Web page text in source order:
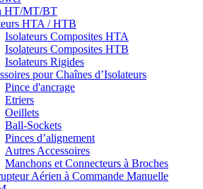
HT/MT/BT
HTA / HTB
Isolateurs Composites HTA
Isolateurs Composites HTB
Isolateurs Rigides
pour Chaînes d’Isolateurs
Pince d'ancrage
Etriers
Oeillets
Ball-Sockets
Pinces d’alignement
Autres Accessoires
Manchons et Connecteurs à Broches
Aérien à Commande Manuelle